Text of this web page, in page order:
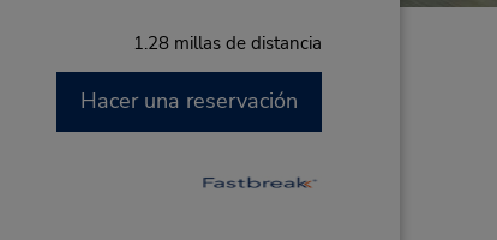
1.28 millas de distancia
Hacer una reservación